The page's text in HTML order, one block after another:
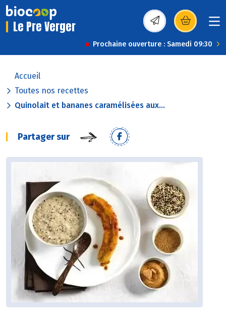
Le Pre Verger (s’ouvre dans une
Prochaine ouverture : Samedi 09:30
Accueil
Toutes nos recettes
Quinolait et bananes caramélisées aux...
Partager sur